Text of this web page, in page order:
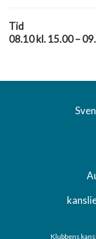
Tid
08.10 kl. 15.00 –
Klubbens